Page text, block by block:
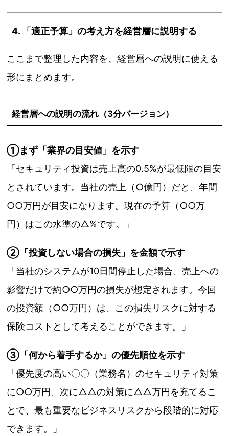
4. 「適正予算」の考え方を経営層に説明する
ここまで整理した内容を、経営層への説明に使える
形にまとめます。
経営層への説明の流れ（3分バージョン）
①まず「業界の目安値」を示す
「セキュリティ投資は売上高の0.5%が最低限の目安
とされています。当社の売上（○億円）だと、年間
○○万円が目安になります。現在の予算（○○万
円）はこの水準の△%です。」
②「投資しない場合の損失」を金額で示す
「当社のシステムが10日間停止した場合、売上への
影響だけで約○○万円の損失が想定されます。今回
の投資額（○○万円）は、この損失リスクに対する
保険コストとして考えることができます。」
③「何から着手するか」の優先順位を示す
「優先度の高い〇〇（業務名）のセキュリティ対策
に○○万円、次に△△の対策に△△万円を充てるこ
とで、最も重要なビジネスリスクから段階的に対応
できます。」